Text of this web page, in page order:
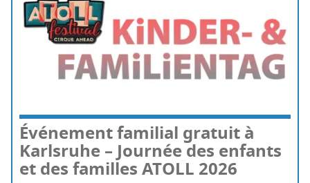
Évé­ne­ment fami­lial gra­tuit à
Karls­ruhe – Jour­née des enfants
et des familles ATOLL 2026